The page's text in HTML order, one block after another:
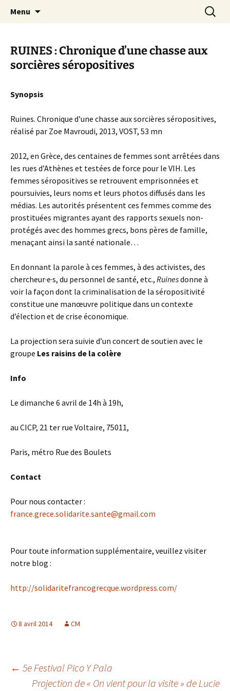
Canal Marches
Menu
RUINES : Chronique d’une chasse aux
sorcières séropositives
Synopsis
Ruines. Chronique d’une chasse aux sorcières séropositives,
réalisé par Zoe Mavroudi, 2013, VOST, 53 mn
2012, en Grèce, des centaines de femmes sont arrêtées dans
les rues d’Athènes et testées de force pour le VIH. Les
femmes séropositives se retrouvent emprisonnées et
poursuivies, leurs noms et leurs photos diffusés dans les
médias. Les autorités présentent ces femmes comme des
prostituées migrantes ayant des rapports sexuels non-
protégés avec des hommes grecs, bons pères de famille,
menaçant ainsi la santé nationale…
En donnant la parole à ces femmes, à des activistes, des
chercheur·e·s, du personnel de santé, etc., Ruinesdonne à
voir la façon dont la criminalisation de la séropositivité
constitue une manœuvre politique dans un contexte
d’élection et de crise économique.
La projection sera suivie d’un concert de soutien avec le
groupe Les raisins de la colère
Info
Le dimanche 6 avril de 14h à 19h,
au CICP, 21 ter rue Voltaire, 75011,
Paris, métro Rue des Boulets
Contact
Pour nous contacter :
france.grece.solidarite.sante@gmail.com
Pour toute information supplémentaire, veuillez visiter
notre blog :
http://solidaritefrancogrecque.wordpress.com/
8 avril 2014 CM
Navigation
← 5e Festival Pico Y Pala
Projection de « On vient pour la visite » de Lucie